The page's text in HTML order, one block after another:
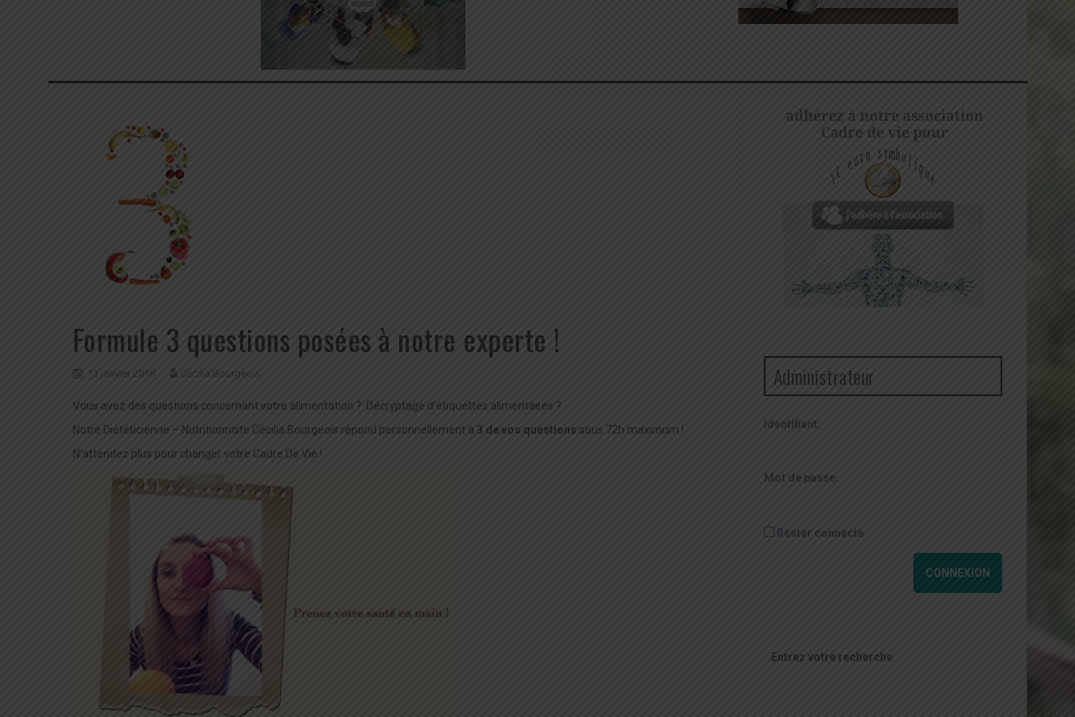
Formule 3 questions posées à notre experte !
13 janvier 2018 Cécilia Bourgeois
Vous avez des questions concernant votre alimentation ? Décryptage d’étiquettes alimentaires ?
Notre Diététicienne – Nutritionniste Cécilia Bourgeois répond personnellement à 3 de vos questions sous 72h maximum !
N’attendez plus pour changer votre Cadre De Vie !
Administrateur
Identifiant:
Mot de passe:
Rester connecté
CONNEXION
pour